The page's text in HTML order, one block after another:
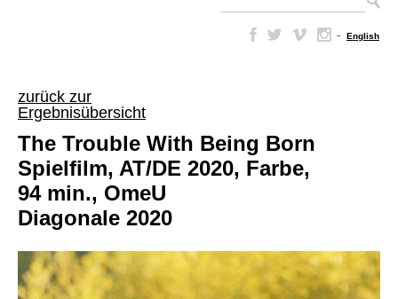
– English
zurück zur
Ergebnisübersicht
The Trouble With Being Born
Spielfilm, AT/DE 2020, Farbe,
94 min., OmeU
Diagonale 2020